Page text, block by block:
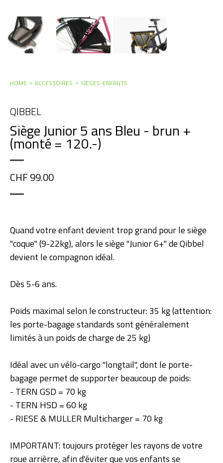
HOME ACCESSOIRES SIEGES-ENFANTS
QIBBEL
Siège Junior 5 ans Bleu - brun +
(monté = 120.-)
CHF 99.00
Quand votre enfant devient trop grand pour le siège
"coque" (9-22kg), alors le siège "Junior 6+" de Qibbel
devient le compagnon idéal.
Dès 5-6 ans.
Poids maximal selon le constructeur: 35 kg (attention:
les porte-bagage standards sont généralement
limités à un poids de charge de 25 kg)
Idéal avec un vélo-cargo "longtail", dont le porte-
bagage permet de supporter beaucoup de poids:
- TERN GSD = 70 kg
- TERN HSD = 60 kg
- RIESE & MULLER Multicharger = 70 kg
IMPORTANT: toujours protéger les rayons de votre
roue arrièrre, afin d'éviter que vos enfants se